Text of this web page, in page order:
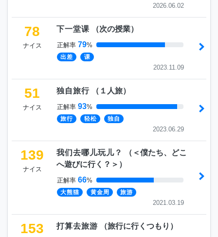
2026.06.02
78
ナイス
下一堂课 （次の授業）
正解率 79%
出差 课
2023.11.09
51
ナイス
独自旅行 （ １人旅）
正解率 93%
旅行 轻松 独自
2023.06.29
139
ナイス
我们去哪儿玩儿？ （ ＜僕たち、どこ
へ遊びに行く？＞ ）
正解率 66%
大熊猫 黄金周 旅游
2021.03.19
153 打算去旅游 （旅行に行くつもり ）